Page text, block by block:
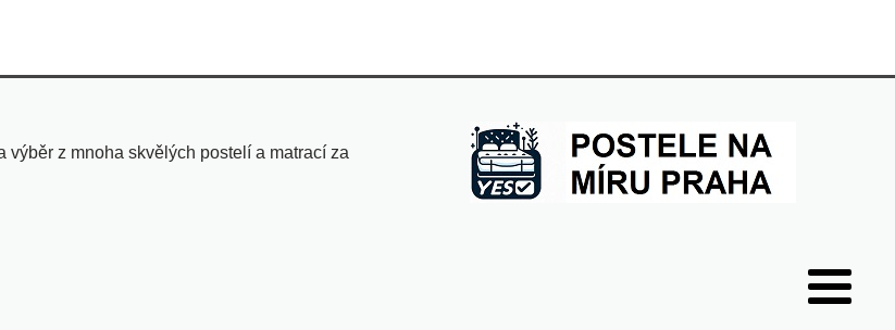
výběr z mnoha skvělých postelí a matrací za